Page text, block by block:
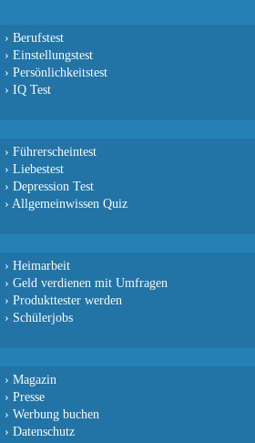
› Berufstest
› Einstellungstest
› Persönlichkeitstest
› IQ Test
› Führerscheintest
› Liebestest
› Depression Test
› Allgemeinwissen Quiz
› Heimarbeit
› Geld verdienen mit Umfragen
› Produkttester werden
› Schülerjobs
› Magazin
› Presse
› Werbung buchen
› Datenschutz